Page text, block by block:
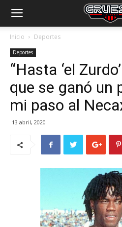
Inicio Deportes
Deportes
“Hasta ‘el
que se ganó un
mi paso al
13 abril, 2020